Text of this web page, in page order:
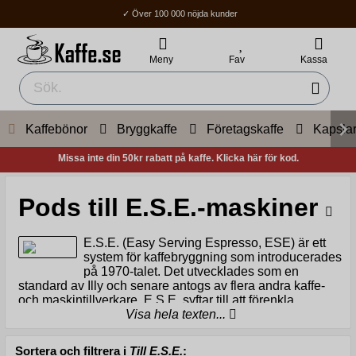
✓ Över 100 000 nöjda kunder
✓ Fri frakt över 400Kr
Meny Fav Kassa
Kaffebönor Bryggkaffe Företagskaffe Kapslar
Missa inte din 50kr rabatt på kaffe. Klicka här för kod.
Pods till E.S.E.-maskiner
E.S.E. (Easy Serving Espresso, ESE) är ett
system för kaffebryggning som introducerades
på 1970-talet. Det utvecklades som en
standard av Illy och senare antogs av flera andra kaffe-
och maskintillverkare. E.S.E. syftar till att förenkla
processen för att brygga en kvalitets-espresso med en
Visa hela texten...
Sortera och filtrera i Till E.S.E.: